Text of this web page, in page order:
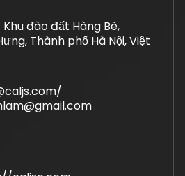
Khu đào đất Hàng Bè,
Thành phố Hà Nội, Việt